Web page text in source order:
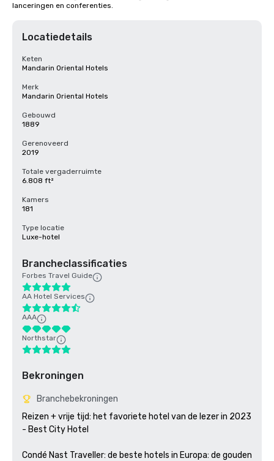
lanceringen en conferenties.
Locatiedetails
Keten
Mandarin Oriental Hotels
Merk
Mandarin Oriental Hotels
Gebouwd
1889
Gerenoveerd
2019
Totale vergaderruimte
6.808 ft²
Kamers
181
Type locatie
Luxe-hotel
Brancheclassificaties
Forbes Travel Guide
AA Hotel Services
AAA
Northstar
Bekroningen
Branchebekroningen
Reizen + vrije tijd: het favoriete hotel van de lezer in 2023
- Best City Hotel
Condé Nast Traveller: de beste hotels in Europa: de gouden